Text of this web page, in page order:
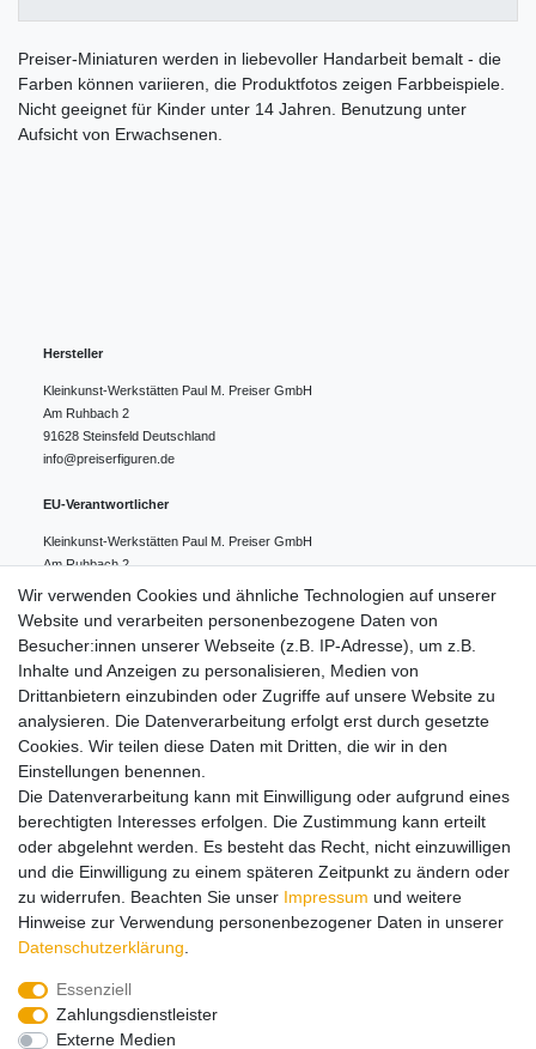
Preiser-Miniaturen werden in liebevoller Handarbeit bemalt - die
Farben können variieren, die Produktfotos zeigen Farbbeispiele.
Nicht geeignet für Kinder unter 14 Jahren. Benutzung unter
Aufsicht von Erwachsenen.
Hersteller
Kleinkunst-Werkstätten Paul M. Preiser GmbH
Am Ruhbach 2
91628 Steinsfeld Deutschland
info@preiserfiguren.de
EU-Verantwortlicher
Kleinkunst-Werkstätten Paul M. Preiser GmbH
Am Ruhbach 2
Steinsfeld
Deutschland
Hinweise zur Batterieentsorgung
Lieferung und Versand
Impressum Daten­schutz­erklärung AGB
Barrierefreiheitserklärung
Vertrag widerrufen
Wir verwenden Cookies und ähnliche Technologien auf unserer
Website und verarbeiten personenbezogene Daten von
Besucher:innen unserer Webseite (z.B. IP-Adresse), um z.B.
Inhalte und Anzeigen zu personalisieren, Medien von
Drittanbietern einzubinden oder Zugriffe auf unsere Website zu
analysieren. Die Datenverarbeitung erfolgt erst durch gesetzte
Cookies. Wir teilen diese Daten mit Dritten, die wir in den
Einstellungen benennen.
Die Datenverarbeitung kann mit Einwilligung oder aufgrund eines
berechtigten Interesses erfolgen. Die Zustimmung kann erteilt
oder abgelehnt werden. Es besteht das Recht, nicht einzuwilligen
und die Einwilligung zu einem späteren Zeitpunkt zu ändern oder
zu widerrufen. Beachten Sie unser Impressum und weitere
Hinweise zur Verwendung personenbezogener Daten in unserer
Daten­schutz­erklärung
Essenziell
Zahlungsdienstleister
Externe Medien